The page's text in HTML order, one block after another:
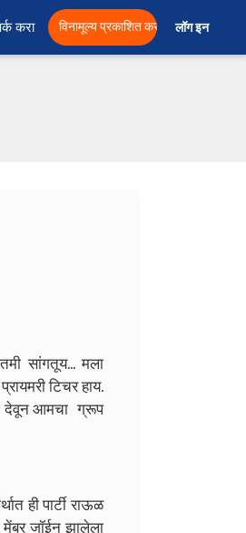
करा विनामूल्य प्रकाशित करा लॉग इन
सांगतूय... मला
टिचर हाय.
देवून आमचा ग्रूप
ही पार्टी राऊळ